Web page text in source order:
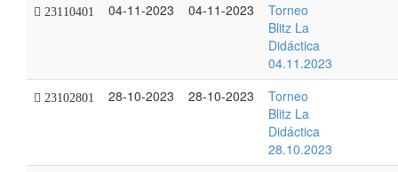
23110401 04-11-2023 04-11-2023
Torneo
Blitz La
Didáctica
04.11.2023
23102801 28-10-2023 28-10-2023
Torneo
Blitz La
Didáctica
28.10.2023